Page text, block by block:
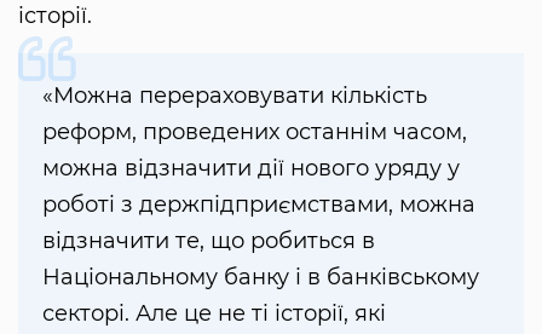
історії.
«Можна перераховувати кількість
реформ, проведених останнім часом,
можна відзначити дії нового уряду у
роботі з держпідприємствами, можна
відзначити те, що робиться в
Національному банку і в банківському
секторі. Але це не ті історії, які